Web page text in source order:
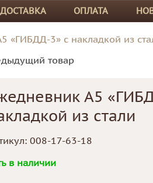
ДОСТАВКА ОПЛАТА
«ГИБДД-3» с накладкой из
товар
А5
из стали
008-17-63-18
в наличии